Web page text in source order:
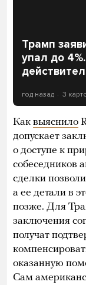
Трамп
упал до
год назад 3
Как выяснило
допускает
о доступе к
собеседников
сделки
а ее детали в
позже. Для
заключения
получат
оказанную
Сам